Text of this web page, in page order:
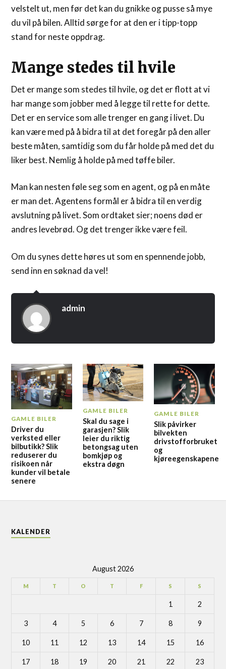
velstelt ut, men før det kan du gnikke og pusse så mye
du vil på bilen. Alltid sørge for at den er i tipp-topp
stand for neste oppdrag.
Mange stedes til hvile
Det er mange som stedes til hvile, og det er flott at vi
har mange som jobber med å legge til rette for dette.
Det er en service som alle trenger en gang i livet. Du
kan være med på å bidra til at det foregår på den aller
beste måten, samtidig som du får holde på med det du
liker best. Nemlig å holde på med tøffe biler.
Man kan nesten føle seg som en agent, og på en måte
er man det. Agentens formål er å bidra til en verdig
avslutning på livet. Som ordtaket sier; noens død er
andres levebrød. Og det trenger ikke være feil.
Om du synes dette høres ut som en spennende jobb,
send inn en søknad da vel!
admin
GAMLE BILER
Driver du
verksted eller
bilbutikk? Slik
reduserer du
risikoen når
kunder vil betale
senere
GAMLE BILER
Skal du sage i
garasjen? Slik
leier du riktig
betongsag uten
bomkjøp og
ekstra døgn
GAMLE BILER
Slik påvirker
bilvekten
drivstofforbruket
og
kjøreegenskapene
KALENDER
August 2026
M T O T F S S
1 2
3 4 5 6 7 8 9
10 11 12 13 14 15 16
17 18 19 20 21 22 23